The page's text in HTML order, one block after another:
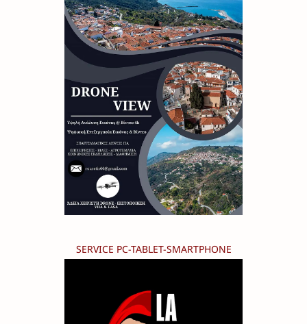
SERVICE PC-TABLET-SMARTPHONE